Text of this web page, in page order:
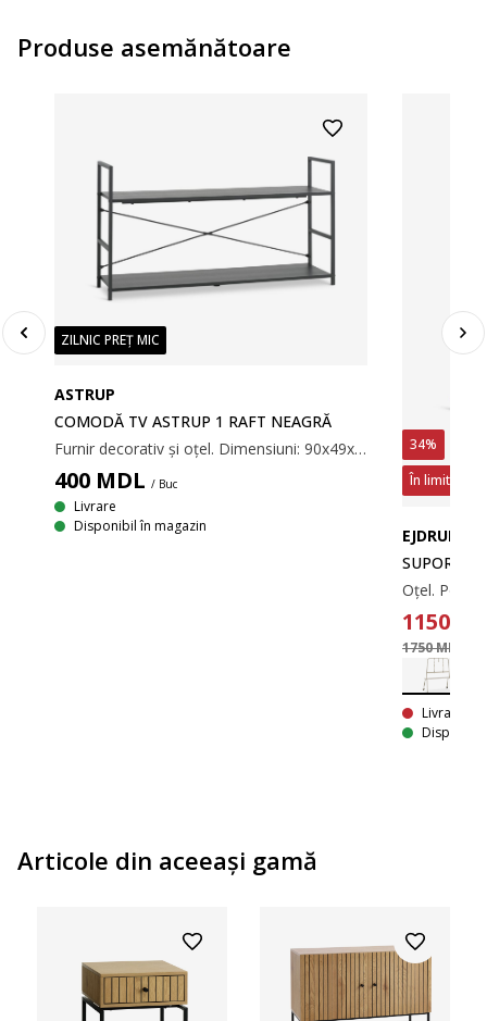
Produse asemănătoare
ZILNIC PREȚ MIC
ASTRUP
COMODĂ TV ASTRUP 1 RAFT NEAGRĂ
Furnir decorativ și oțel. Dimensiuni: 90x49x24 cm.
400MDL / Buc
Livrare
Disponibil în magazin
34%
În limita
EJDRUP
SUPORT
1150
1750 MDL
Livrare
Disponibil
Articole din aceeaşi gamă